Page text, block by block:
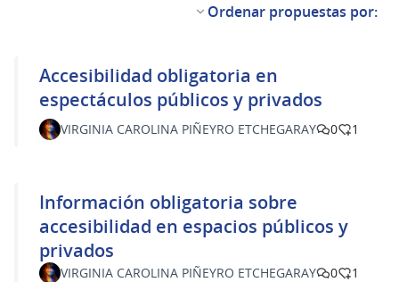
Ordenar propuestas por:
Accesibilidad obligatoria en
espectáculos públicos y privados
VIRGINIA CAROLINA PIÑEYRO ETCHEGARAY 0 1
Información obligatoria sobre
accesibilidad en espacios públicos y
privados
VIRGINIA CAROLINA PIÑEYRO ETCHEGARAY 0 1